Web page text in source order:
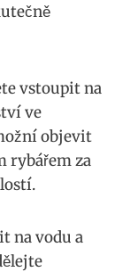
vstoupit na
ve
objevit
rybářem za
na vodu a